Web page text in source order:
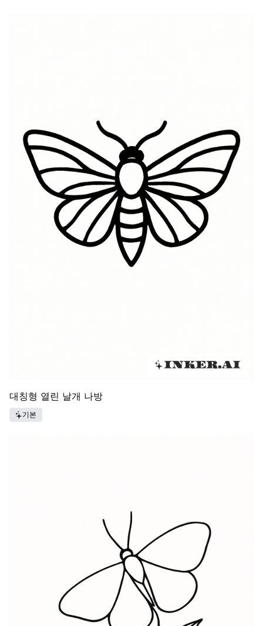
대칭형 열린 날개 나방
기본